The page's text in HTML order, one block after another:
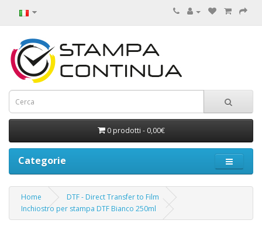
0 prodotti - 0,00€
Categorie
Home
DTF - Direct Transfer to Film
Inchiostro per stampa DTF Bianco 250ml